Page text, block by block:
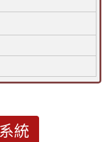
統